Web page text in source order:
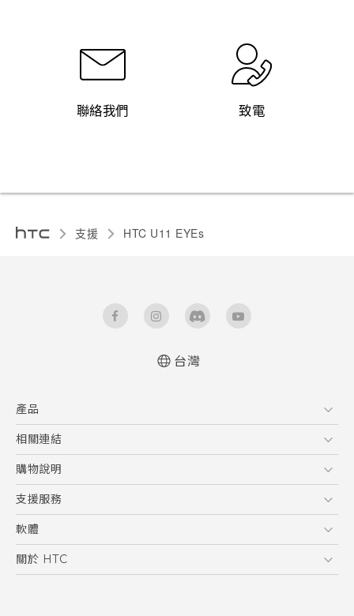
聯絡我們 致電
支援 HTC U11 EYEs‎
台灣
產品
5G
智慧型手機
配件
相關連結
HTC Research
購物說明
購物須知
訂單管理
付款方式
支援服務
到府收送維修服務
服務中心資訊
客戶服務佈告欄
軟體
應用程式
關於 HTC